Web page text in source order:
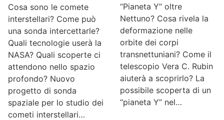
Cosa sono le comete
interstellari? Come può
una sonda intercettarle?
Quali tecnologie userà la
NASA? Quali scoperte ci
attendono nello spazio
profondo? Nuovo
progetto di sonda
spaziale per lo studio dei
cometi interstellari…
“Pianeta Y” oltre
Nettuno? Cosa rivela la
deformazione nelle
orbite dei corpi
transnettuniani? Come il
telescopio Vera C. Rubin
aiuterà a scoprirlo? La
possibile scoperta di un
“pianeta Y” nel…